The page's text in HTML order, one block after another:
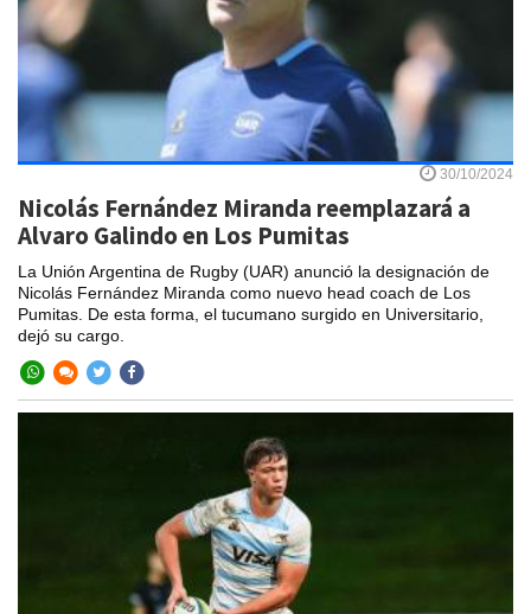
30/10/2024
Nicolás Fernández Miranda reemplazará a
Alvaro Galindo en Los Pumitas
La Unión Argentina de Rugby (UAR) anunció la designación de
Nicolás Fernández Miranda como nuevo head coach de Los
Pumitas. De esta forma, el tucumano surgido en Universitario,
dejó su cargo.